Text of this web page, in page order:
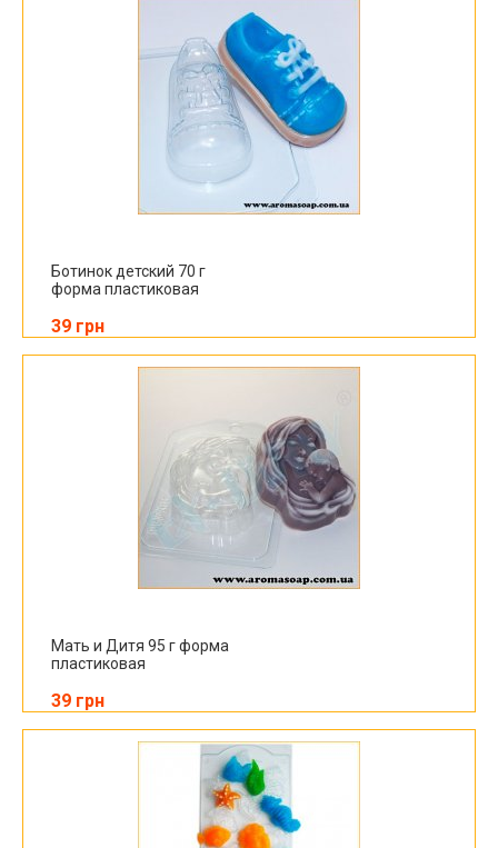
Ботинок детский 70 г
форма пластиковая
39 грн
Мать и Дитя 95 г форма
пластиковая
39 грн